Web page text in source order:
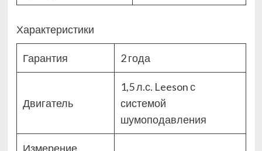
Характеристики
Гарантия 2 года
Двигатель
1,5 л.с. Leeson с
системой
шумоподавления
Измерение